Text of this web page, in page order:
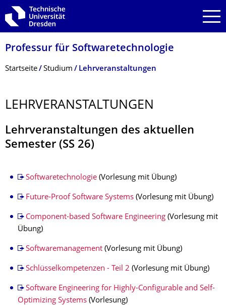
Zur Hauptnavigation springen
Zur Suche springen
Zum Inhalt springen
Professur für Softwaretechnolo­gie
Breadcrumb-Menü
Startseite Studium Lehrveranstaltungen
LEHRVERANSTAL­TUNGEN
Lehrveranstaltungen des aktuellen
Semester (SS 26)
Softwaretechnologie(Vorlesung mit Übung)
Future-Proof Software Systems(Vorlesung mit Übung)
Component-based Software Engineering(Vorlesung mit
Übung)
Softwaremanagement(Vorlesung mit Übung)
Schlüsselkompetenzen - Teil 2 (Vorlesung mit Übung)
Software Engineering for Highly-Configurable and Self-
Optimizing Systems (Vorlesung)